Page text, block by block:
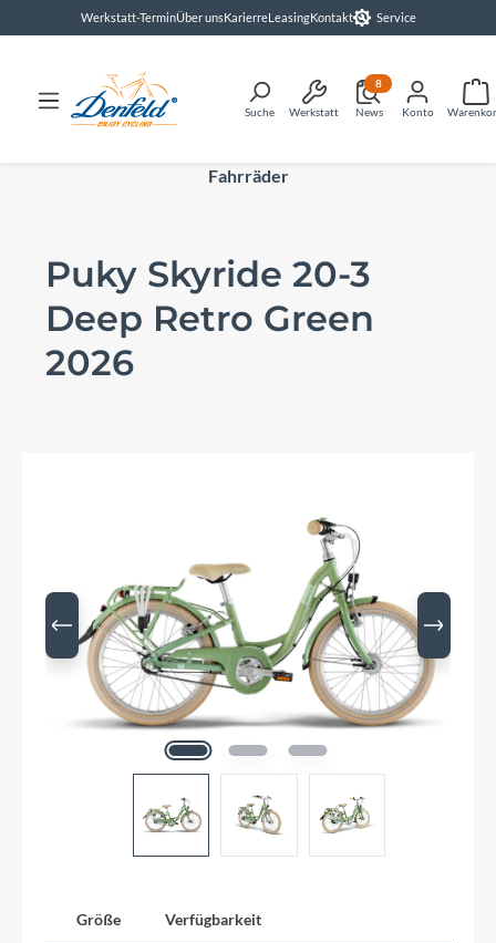
springenWerkstatt-TerminÜber unsKarierreLeasingKontakt Service
Suche Werkstatt News
8
Konto
Fahrräder
Puky Skyride 20-3
Deep Retro Green
2026
Größe Verfügbarkeit